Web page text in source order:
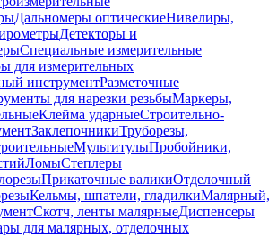
Дальномеры оптическиеНивелиры,
Детекторы и
Специальные измерительные
для измерительных
инструментРазметочные
для нарезки резьбыМаркеры,
Клейма ударныеСтроительно-
ЗаклепочникиТруборезы,
МультитулыПробойники,
ЛомыСтеплеры
Прикаточные валикиОтделочный
Кельмы, шпатели, гладилкиМалярный,
Скотч, ленты малярныеДиспенсеры
для малярных, отделочных